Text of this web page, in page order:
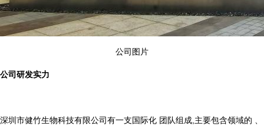
公司图片
公司研发实力
深圳市健竹生物科技有限公司有一支国际化 团队组成,主要包含领域的 、